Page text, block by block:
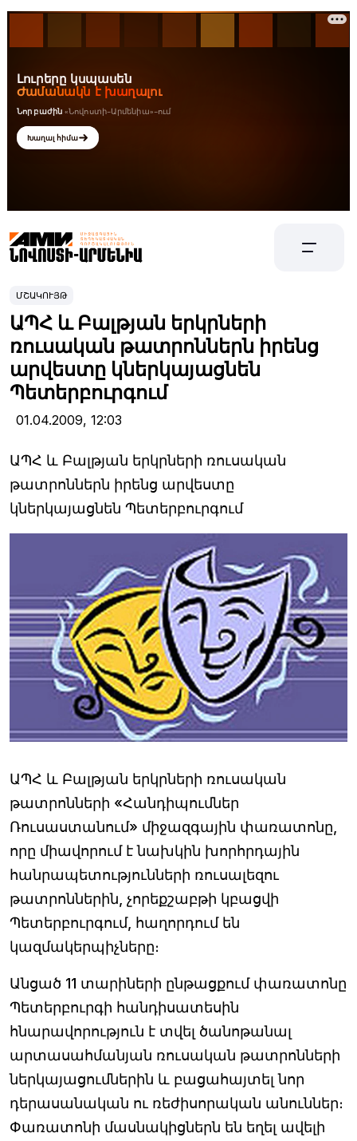
ՄՇԱԿՈՒՅԹ
ԱՊՀ և Բալթյան երկրների
ռուսական թատրոններն իրենց
արվեստը կներկայացնեն
Պետերբուրգում
01.04.2009, 12:03
ԱՊՀ և Բալթյան երկրների ռուսական
թատրոններն իրենց արվեստը
կներկայացնեն Պետերբուրգում
ԱՊՀ և Բալթյան երկրների ռուսական
թատրոնների «Հանդիպումներ
Ռուսաստանում» միջազգային փառատոնը,
որը միավորում է նախկին խորհրդային
հանրապետությունների ռուսալեզու
թատրոններին, չորեքշաբթի կբացվի
Պետերբուրգում, հաղորդում են
կազմակերպիչները։
Անցած 11 տարիների ընթացքում փառատոնը
Պետերբուրգի հանդիսատեսին
հնարավորություն է տվել ծանոթանալ
արտասահմանյան ռուսական թատրոնների
ներկայացումներին և բացահայտել նոր
դերասանական ու ռեժիսորական անուններ։
Փառատոնի մասնակիցներն են եղել ավելի